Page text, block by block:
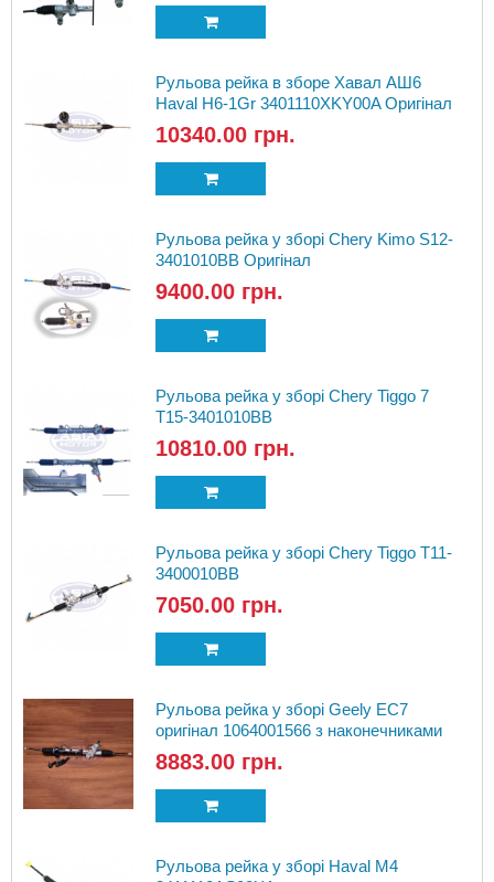
Рульова рейка в зборе Хавал АШ6
Haval H6-1Gr 3401110XKY00A Оригінал
10340.00 грн.
Рульова рейка у зборі Chery Kimo S12-
3401010BB Оригінал
9400.00 грн.
Рульова рейка у зборі Chery Tiggo 7
T15-3401010BB
10810.00 грн.
Рульова рейка у зборі Chery Tiggo T11-
3400010BB
7050.00 грн.
Рульова рейка у зборі Geely EC7
оригінал 1064001566 з наконечниками
8883.00 грн.
Рульова рейка у зборі Haval M4